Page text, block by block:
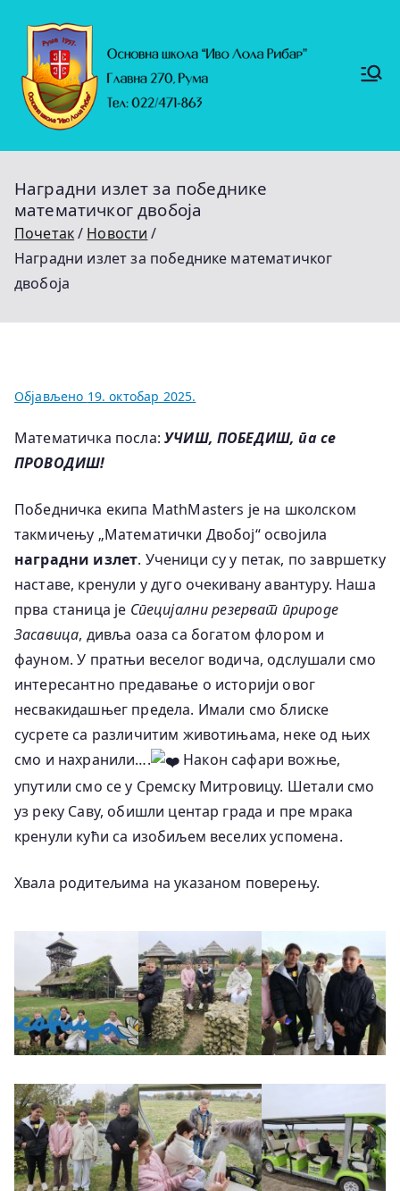
садржај
Основ
Лола
https://
vanje-
Наградни излет за победнике
математичког двобоја
Почетак
Новости
Наградни излет за победнике математичког
двобоја
Објављено 19. октобар 2025.
Математичка посла:УЧИШ, ПОБЕДИШ, па се
ПРОВОДИШ!
Победничка екипа MathMasters је на школском
такмичењу „Математички Двобој“ освојила
наградни излет. Ученици су у петак, по завршетку
наставе, кренули у дуго очекивану авантуру. Наша
прва станица је Специјални резерват природе
Засавица, дивља оаза са богатом флором и
фауном. У пратњи веселог водича, одслушали смо
интересантно предавање о историји овог
несвакидашњег предела. Имали смо блиске
сусрете са различитим животињама, неке од њих
смо и нахранили….
Након сафари вожње,
упутили смо се у Сремску Митровицу. Шетали смо
уз реку Саву, обишли центар града и пре мрака
кренули кући са изобиљем веселих успомена.
Хвала родитељима на указаном поверењу.